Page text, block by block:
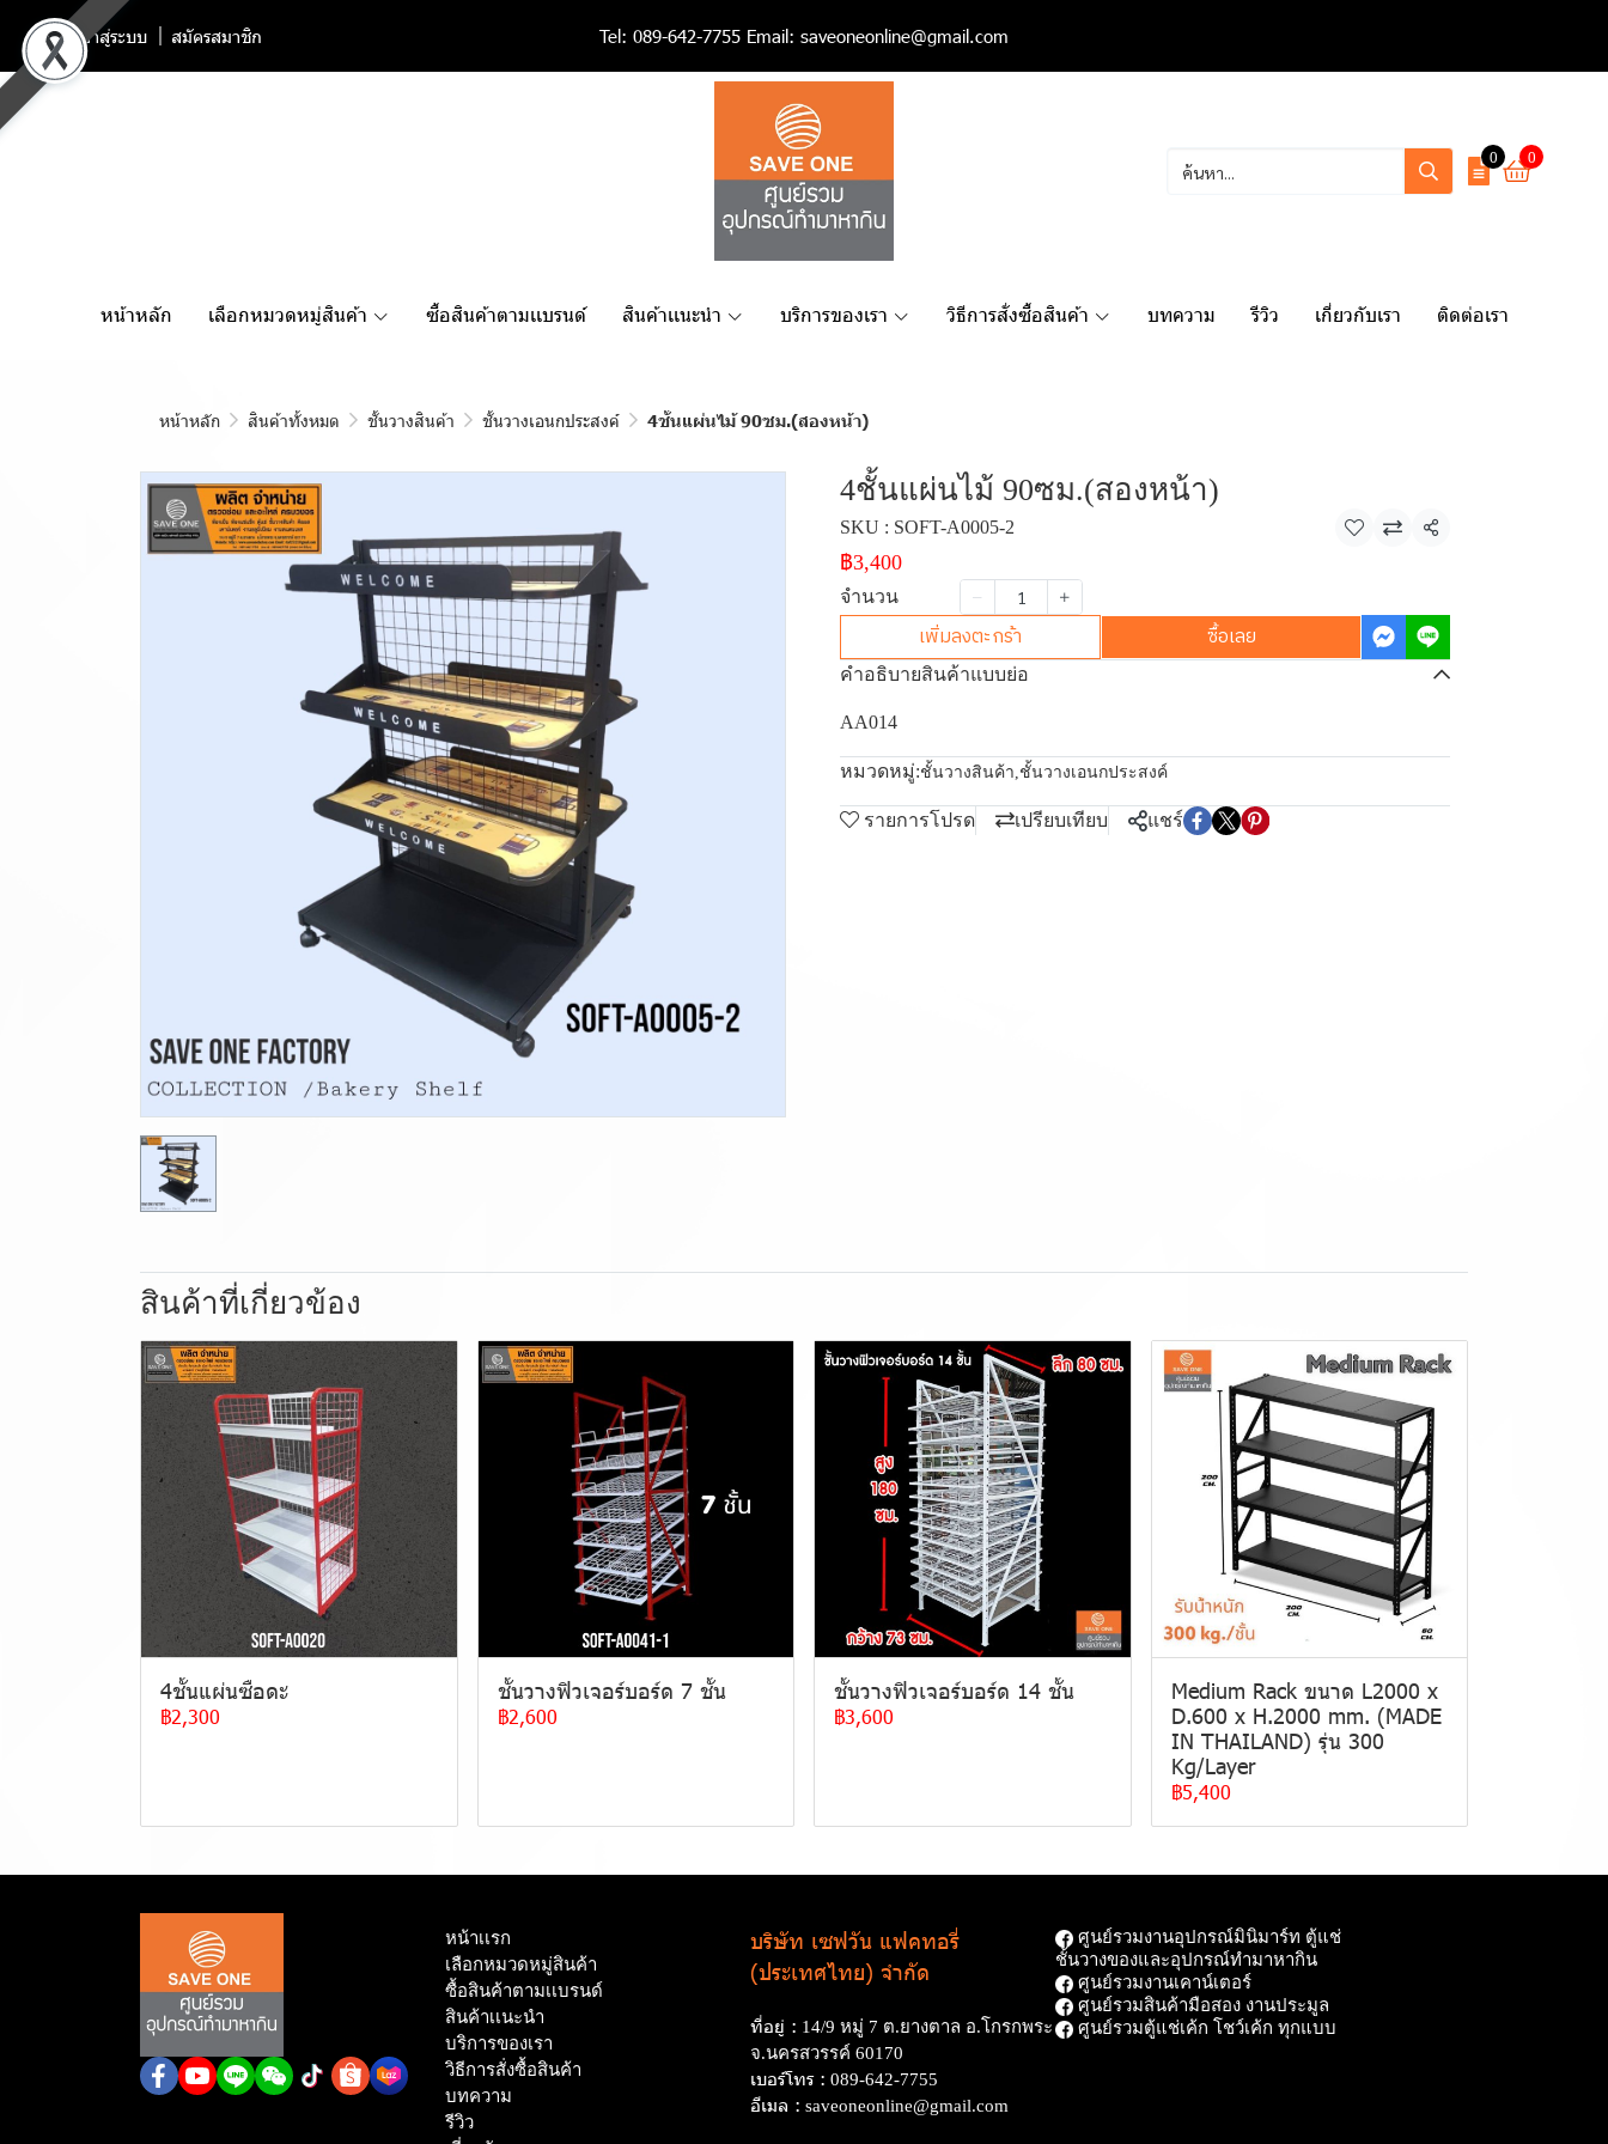
เข้าสู่ระบบ สมัครสมาชิก Tel: 089-642-7755 Email: saveoneonline@gmail.com
0 0
หน้าหลัก เลือกหมวดหมู่สินค้า ซื้อสินค้าตามเเบรนด์ สินค้าเเนะนำ บริการของเรา วิธีการสั่งซื้อสินค้า บทความ รีวิว เกี่ยวกับเรา ติดต่อเรา
หน้าหลัก สินค้าทั้งหมด ชั้นวางสินค้า ชั้นวางเอนกประสงค์ 4ชั้นแผ่นไม้ 90ซม.(สองหน้า)
4ชั้นแผ่นไม้ 90ซม.(สองหน้า)
SKU : SOFT-A0005-2 แชร์
฿3,400
จำนวน
เพิ่มลงตะกร้า ซื้อเลย
คำอธิบายสินค้าแบบย่อ
AA014
หมวดหมู่:ชั้นวางสินค้า,ชั้นวางเอนกประสงค์
รายการโปรด เปรียบเทียบ แชร์
สินค้าที่เกี่ยวข้อง
4ชั้นแผ่นซือดะ
฿2,300
ชั้นวางฟิวเจอร์บอร์ด 7 ชั้น
฿2,600
ชั้นวางฟิวเจอร์บอร์ด 14 ชั้น
฿3,600
Medium Rack ขนาด L2000 x
D.600 x H.2000 mm. (MADE
IN THAILAND) รุ่น 300
Kg/Layer
฿5,400
หน้าเเรก
เลือกหมวดหมู่สินค้า
ซื้อสินค้าตามเเบรนด์
สินค้าเเนะนำ
บริการของเรา
วิธีการสั่งซื้อสินค้า
บทความ
รีวิว
บริษัท เซฟวัน แฟคทอรี่
(ประเทศไทย) จำกัด
ที่อยู่ : 14/9 หมู่ 7 ต.ยางตาล อ.โกรกพระ
จ.นครสวรรค์ 60170
เบอร์โทร : 089-642-7755
อีเมล : saveoneonline@gmail.com
ศูนย์รวมงานอุปกรณ์มินิมาร์ท ตู้แช่
ชั้นวางของและอุปกรณ์ทํามาหากิน
ศูนย์รวมงานเคาน์เตอร์
ศูนย์รวมสินค้ามือสอง งานประมูล
ศูนย์รวมตู้แช่เค้ก โชว์เค้ก ทุกแบบ